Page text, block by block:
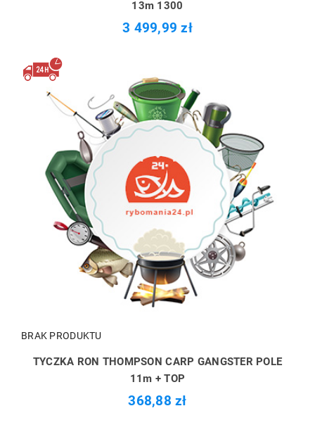
13m 1300
3 499,99 zł
BRAK PRODUKTU
TYCZKA RON THOMPSON CARP GANGSTER POLE
11m + TOP
368,88 zł